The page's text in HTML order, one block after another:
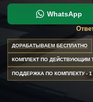
WhatsApp
ДОРАБАТЫВАЕМ БЕСПЛАТНО
КОМПЛЕКТ ПО ДЕЙСТВУЮЩИМ
ПОДДЕРЖКА ПО КОМПЛЕКТУ - 1